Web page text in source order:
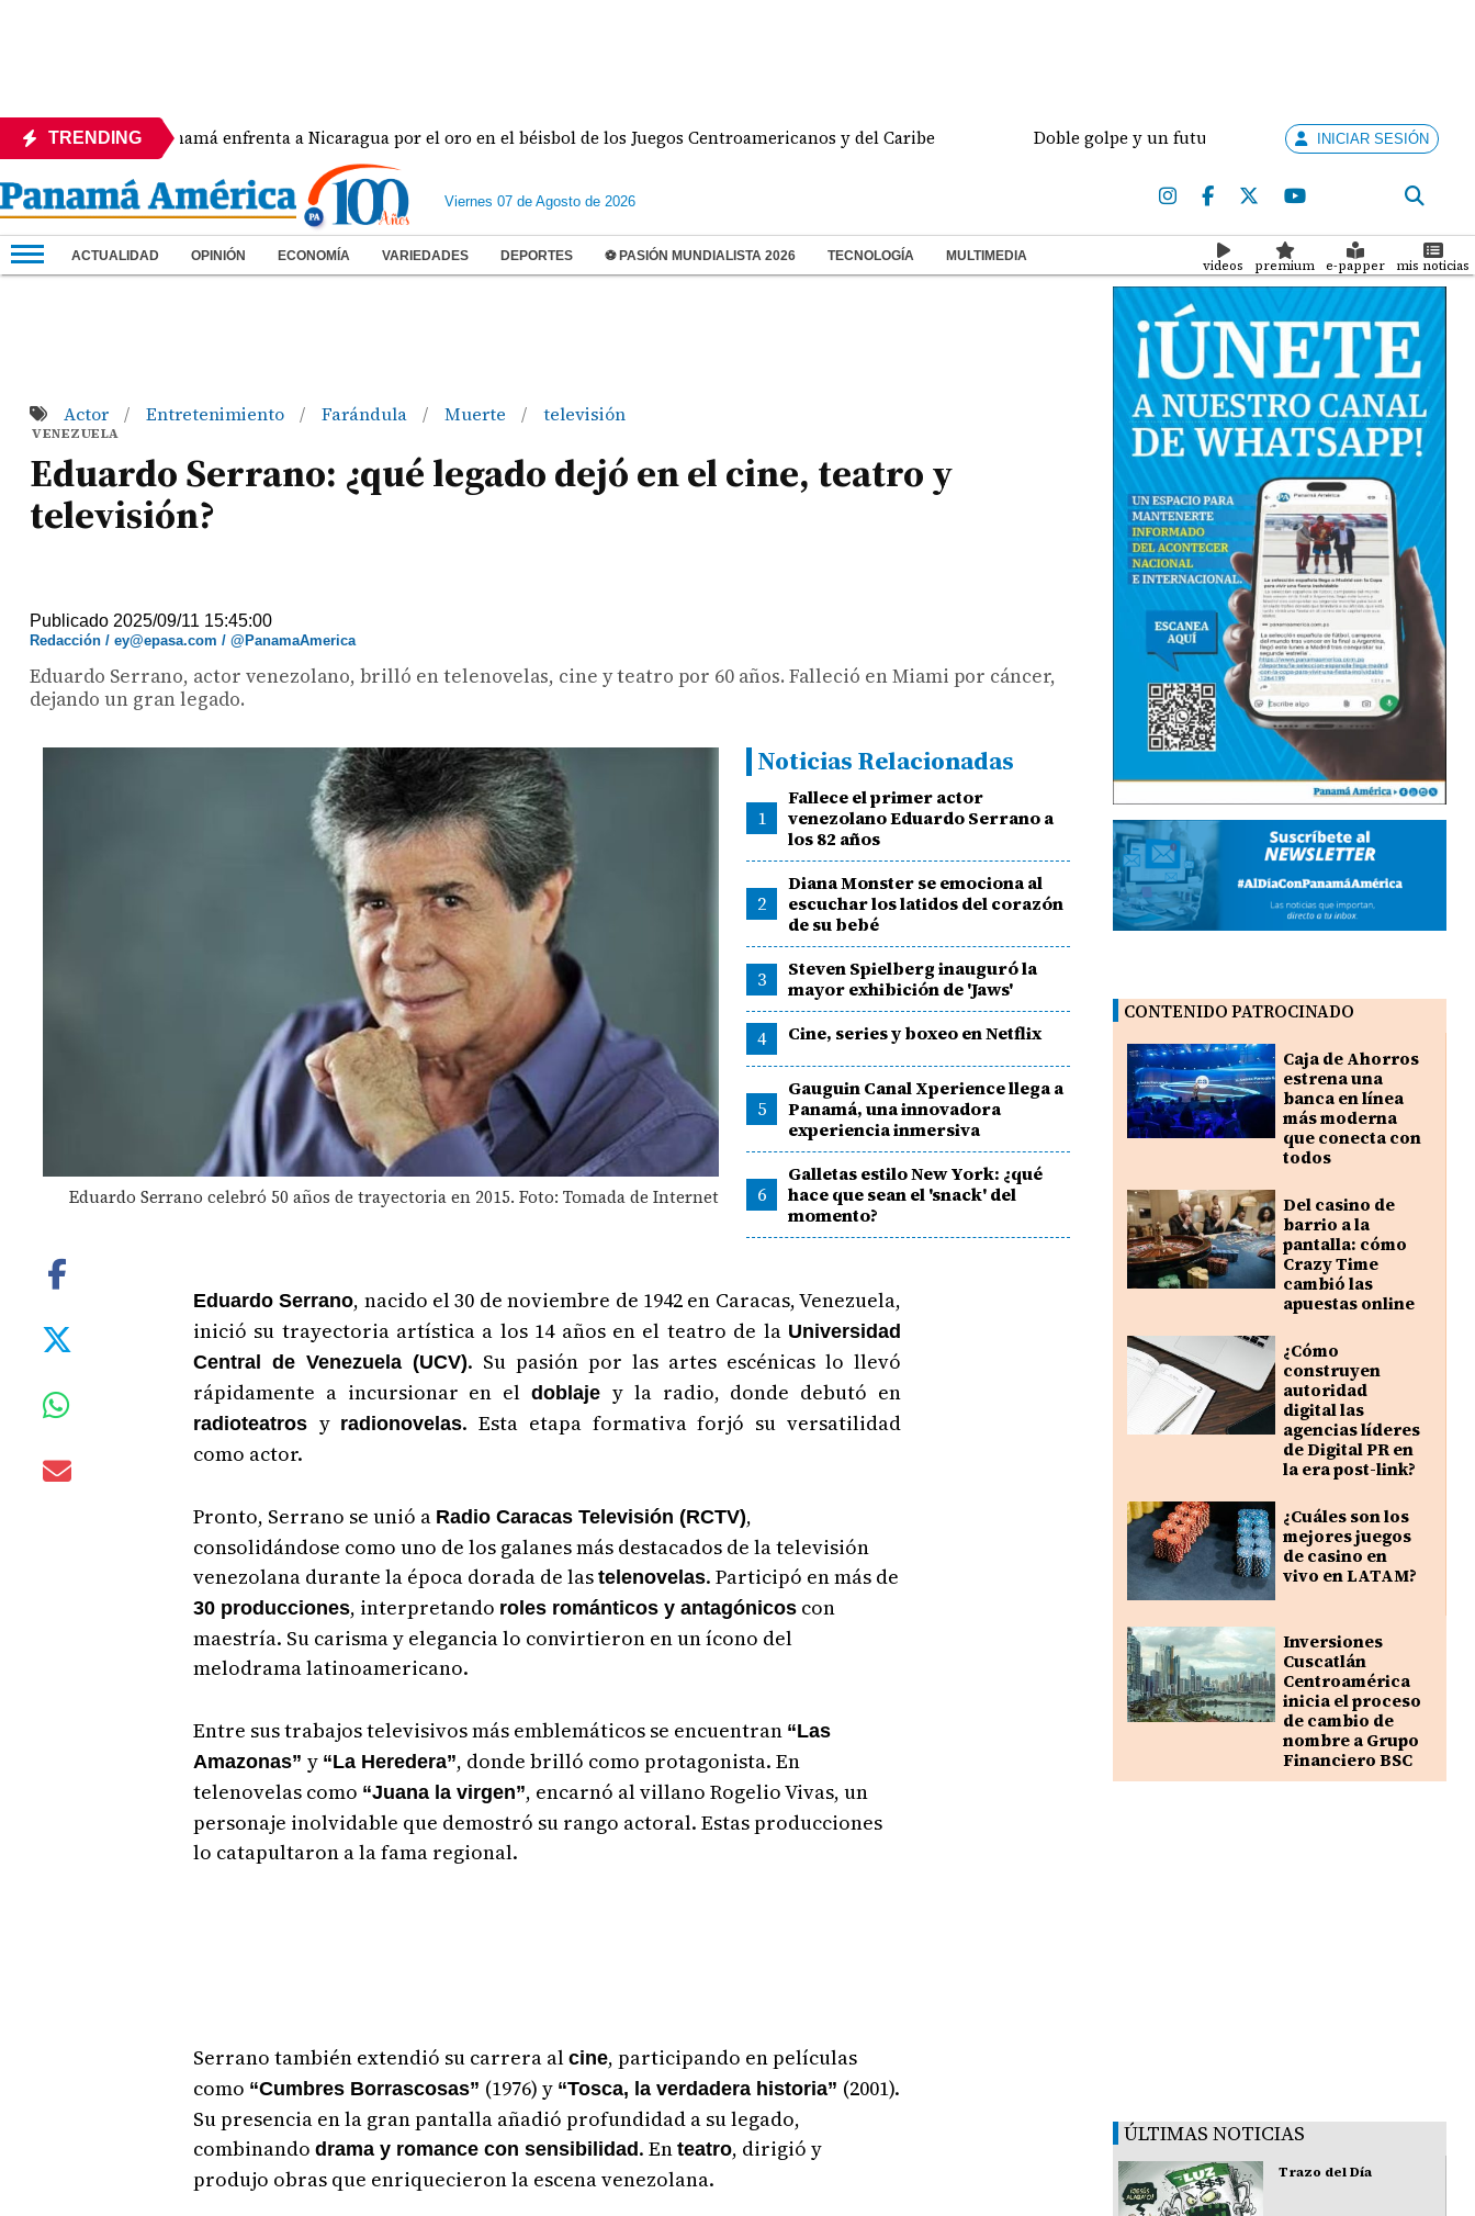
TRENDINGPanamá enfrenta a Nicaragua por el oro en el béisbol de los Juegos Centroamericanos y del Caribe Doble golpe y un futuro por revisar Meduca activa
INICIAR SESIÓN
Viernes 07 de Agosto de 2026
ACTUALIDAD OPINIÓN ECONOMÍA VARIEDADES DEPORTES ⚽ PASIÓN MUNDIALISTA 2026 TECNOLOGÍA MULTIMEDIA
videos premium e-papper mis noticias
Actor / Entretenimiento / Farándula / Muerte / televisión
VENEZUELA
Eduardo Serrano: ¿qué legado dejó en el cine, teatro y
televisión?
Publicado 2025/09/11 15:45:00
Redacción / ey@epasa.com / @PanamaAmerica
Eduardo Serrano, actor venezolano, brilló en telenovelas, cine y teatro por 60 años. Falleció en Miami por cáncer,
dejando un gran legado.
Eduardo Serrano celebró 50 años de trayectoria en 2015. Foto: Tomada de Internet
Noticias Relacionadas
1
Fallece el primer actor
venezolano Eduardo Serrano a
los 82 años
2
Diana Monster se emociona al
escuchar los latidos del corazón
de su bebé
3
Steven Spielberg inauguró la
mayor exhibición de 'Jaws'
4 Cine, series y boxeo en Netflix
5
Gauguin Canal Xperience llega a
Panamá, una innovadora
experiencia inmersiva
6
Galletas estilo New York: ¿qué
hace que sean el 'snack' del
momento?
Eduardo Serrano, nacido el 30 de noviembre de 1942 en Caracas, Venezuela,
inició su trayectoria artística a los 14 años en el teatro de la Universidad
Central de Venezuela (UCV). Su pasión por las artes escénicas lo llevó
rápidamente a incursionar en eldoblaje y la radio, donde debutó en
radioteatros y radionovelas. Esta etapa formativa forjó su versatilidad
como actor.
Pronto, Serrano se unió a Radio Caracas Televisión (RCTV),
consolidándose como uno de los galanes más destacados de la televisión
venezolana durante la época dorada de las telenovelas. Participó en más de
30 producciones, interpretando roles románticos y antagónicoscon
maestría. Su carisma y elegancia lo convirtieron en un ícono del
melodrama latinoamericano.
Entre sus trabajos televisivos más emblemáticos se encuentran “Las
Amazonas” y “La Heredera”, donde brilló como protagonista. En
telenovelas como “Juana la virgen”, encarnó al villano Rogelio Vivas, un
personaje inolvidable que demostró su rango actoral. Estas producciones
lo catapultaron a la fama regional.
Serrano también extendió su carrera al cine, participando en películas
como “Cumbres Borrascosas” (1976) y “Tosca, la verdadera historia” (2001).
Su presencia en la gran pantalla añadió profundidad a su legado,
combinando drama y romance con sensibilidad. En teatro, dirigió y
produjo obras que enriquecieron la escena venezolana.
CONTENIDO PATROCINADO
Caja de Ahorros
estrena una
banca en línea
más moderna
que conecta con
todos
Del casino de
barrio a la
pantalla: cómo
Crazy Time
cambió las
apuestas online
¿Cómo
construyen
autoridad
digital las
agencias líderes
de Digital PR en
la era post-link?
¿Cuáles son los
mejores juegos
de casino en
vivo en LATAM?
Inversiones
Cuscatlán
Centroamérica
inicia el proceso
de cambio de
nombre a Grupo
Financiero BSC
ÚLTIMAS NOTICIAS
Trazo del Día